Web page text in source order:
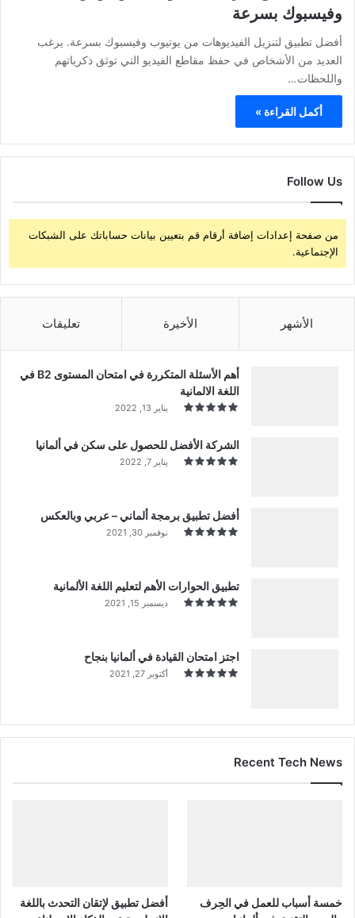
وفيسبوك بسرعة
أفضل تطبيق لتنزيل الفيديوهات من يوتيوب وفيسبوك بسرعة. يرغب
العديد من الأشخاص في حفظ مقاطع الفيديو التي توثق ذكرياتهم
واللحظات…
أكمل القراءة »
Follow Us
من صفحة إعدادات إضافة أرقام قم بتعيين بيانات حساباتك على الشبكات
الإجتماعية.
الأشهر الأخيرة تعليقات
أهم الأسئلة المتكررة في امتحان المستوى B2 في
اللغة الالمانية
يناير 13, 2022
الشركة الأفضل للحصول على سكن في ألمانيا
يناير 7, 2022
أفضل تطبيق برمجة ألماني – عربي وبالعكس
نوفمبر 30, 2021
تطبيق الحوارات الأهم لتعليم اللغة الألمانية
ديسمبر 15, 2021
اجتز امتحان القيادة في ألمانيا بنجاح
أكتوبر 27, 2021
Recent Tech News
خمسة أسباب للعمل في الحِرف
أفضل تطبيق لإتقان التحدث باللغة